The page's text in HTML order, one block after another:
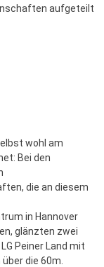
aufgeteilt
wohl am
Bei den
die an diesem
in Hannover
glänzten zwei
Peiner Land mit
die 60m.